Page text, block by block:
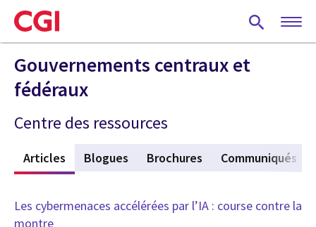
Skip
to
main
content
Gouvernements centraux et
fédéraux
Centre des ressources
Articles (active tab)
Blogues Brochures Communiqués
Les cybermenaces accélérées par l’IA : course contre la
montre